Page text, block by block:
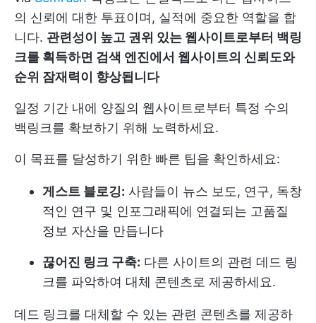
의 신뢰에 대한 투표이며, 실적에 중요한 역할을 합
니다. 관련성이 높고 권위 있는 웹사이트로부터 백링
크를 획득하면 검색 엔진에서 웹사이트의 신뢰도와
순위 잠재력이 향상됩니다
일정 기간 내에 양질의 웹사이트로부터 특정 수의
백링크를 확보하기 위해 노력하세요.
이 목표를 달성하기 위한 빠른 팁을 확인하세요:
게스트 블로깅: 사람들이 뉴스 보도, 연구, 독창
적인 연구 및 인포그래픽에 연결되는 고품질
정보 자산을 만듭니다
끊어진 링크 구축: 다른 사이트의 관련 데드 링
크를 파악하여 대체 콘텐츠로 제공하세요.
데드 링크를 대체할 수 있는 관련 콘텐츠를 제공하